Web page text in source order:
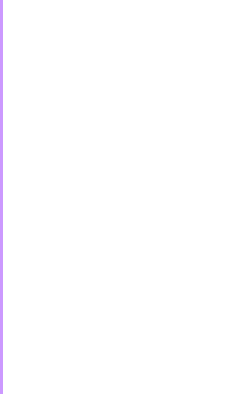
THƯ VIỆN HỌC